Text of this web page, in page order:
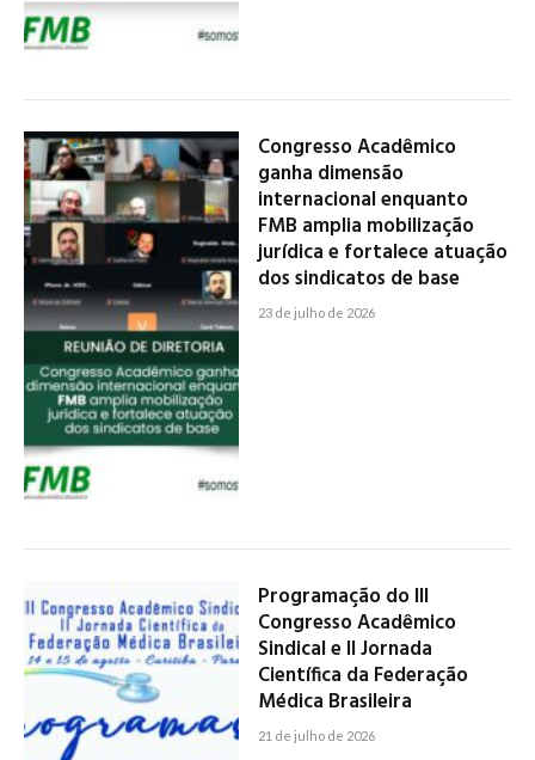
Congresso Acadêmico
ganha dimensão
internacional enquanto
FMB amplia mobilização
jurídica e fortalece atuação
dos sindicatos de base
23 de julho de 2026
Programação do III
Congresso Acadêmico
Sindical e II Jornada
Científica da Federação
Médica Brasileira
21 de julho de 2026